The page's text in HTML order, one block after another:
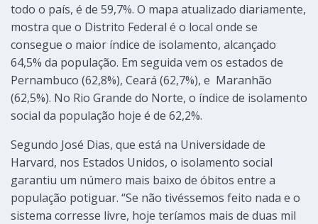
todo o país, é de 59,7%. O mapa atualizado diariamente,
mostra que o Distrito Federal é o local onde se
consegue o maior índice de isolamento, alcançado
64,5% da população. Em seguida vem os estados de
Pernambuco (62,8%), Ceará (62,7%), e Maranhão
(62,5%). No Rio Grande do Norte, o índice de isolamento
social da população hoje é de 62,2%.
Segundo José Dias, que está na Universidade de
Harvard, nos Estados Unidos, o isolamento social
garantiu um número mais baixo de óbitos entre a
população potiguar. “Se não tivéssemos feito nada e o
sistema corresse livre, hoje teríamos mais de duas mil